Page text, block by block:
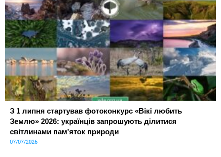
З 1 липня стартував фотоконкурс «Вікі любить
Землю» 2026: українців запрошують ділитися
світлинами пам’яток природи
07/07/2026